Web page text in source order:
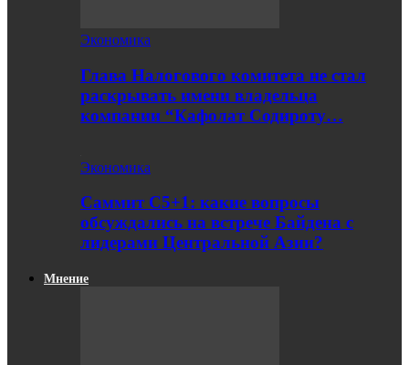
Экономика
Глава Налогового комитета не стал
раскрывать имени владельца
компании “Кафолат Содироту…
Экономика
Саммит С5+1: какие вопросы
обсуждались на встрече Байдена с
лидерами Центральной Азии?
Мнение